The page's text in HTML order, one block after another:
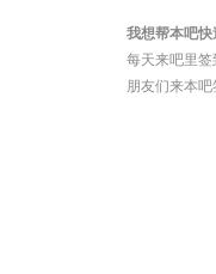
我想帮本吧快
每天来吧里
朋友们来本吧